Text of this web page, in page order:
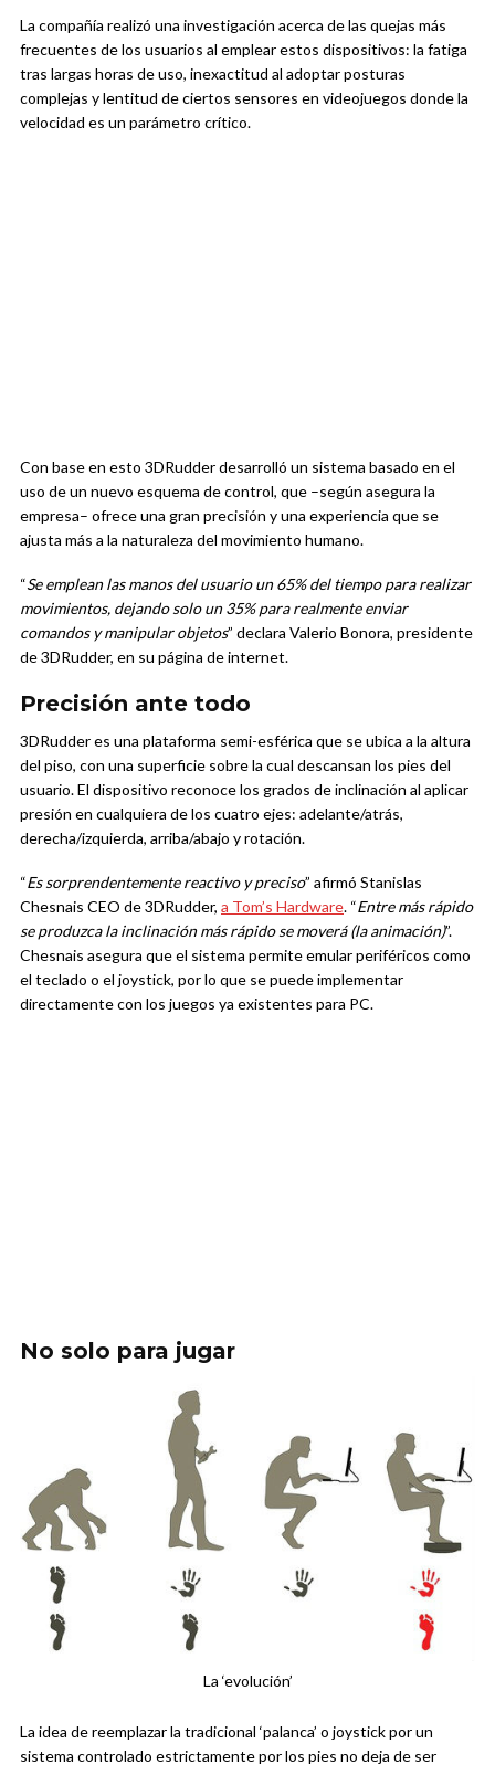
La compañía realizó una investigación acerca de las quejas más
frecuentes de los usuarios al emplear estos dispositivos: la fatiga
tras largas horas de uso, inexactitud al adoptar posturas
complejas y lentitud de ciertos sensores en videojuegos donde la
velocidad es un parámetro crítico.
Con base en esto 3DRudder desarrolló un sistema basado en el
uso de un nuevo esquema de control, que –según asegura la
empresa– ofrece una gran precisión y una experiencia que se
ajusta más a la naturaleza del movimiento humano.
“Se emplean las manos del usuario un 65% del tiempo para realizar
movimientos, dejando solo un 35% para realmente enviar
comandos y manipular objetos” declara Valerio Bonora, presidente
de 3DRudder, en su página de internet.
Precisión ante todo
3DRudder es una plataforma semi-esférica que se ubica a la altura
del piso, con una superficie sobre la cual descansan los pies del
usuario. El dispositivo reconoce los grados de inclinación al aplicar
presión en cualquiera de los cuatro ejes: adelante/atrás,
derecha/izquierda, arriba/abajo y rotación.
“Es sorprendentemente reactivo y preciso” afirmó Stanislas
Chesnais CEO de 3DRudder, a Tom’s Hardware. “Entre más rápido
se produzca la inclinación más rápido se moverá (la animación)”.
Chesnais asegura que el sistema permite emular periféricos como
el teclado o el joystick, por lo que se puede implementar
directamente con los juegos ya existentes para PC.
No solo para jugar
La ‘evolución’
La idea de reemplazar la tradicional ‘palanca’ o joystick por un
sistema controlado estrictamente por los pies no deja de ser